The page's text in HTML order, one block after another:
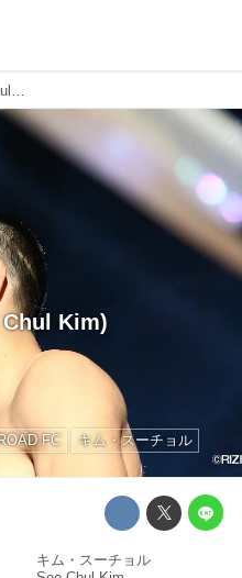
キム・スーチョル (Soo Chul Kim)
Chul Kim)
FC キム・スーチョル
キム・スーチョル